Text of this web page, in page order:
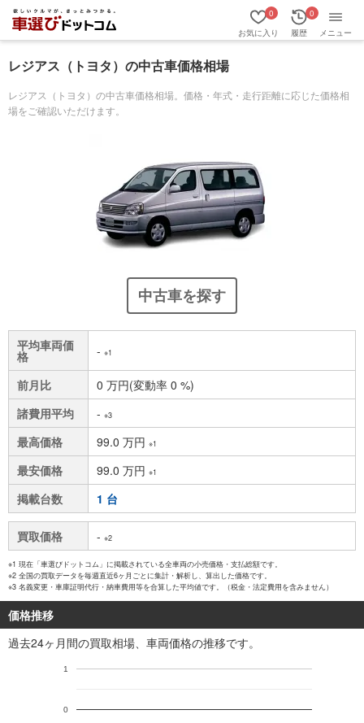
お気に入り
0
履歴
0
メニュー
レジアス（トヨタ）の中古車価格相場
レジアス（トヨタ）の中古車価格相場。価格・年式・走行距離に応じた価格相
場をご確認いただけます。
中古車を探す
平均車両価
格 - ※1
前月比
0 万円(変動率 0 %)
諸費用平均
- ※3
最高価格 99.0 万円 ※1
最安価格 99.0 万円 ※1
掲載台数 1 台
買取価格 - ※2
※1 現在「車選びドットコム」に掲載されている全車両の小売価格・支払総額です。
※2 全国の買取データを毎週直近6ヶ月ごとに集計・解析し、算出した価格です。
※3 名義変更・車庫証明代行・納車費用等を合算した平均値です。（税金・法定費用を含みません）
価格推移
過去24ヶ月間の買取相場、車両価格の推移です。
0
1